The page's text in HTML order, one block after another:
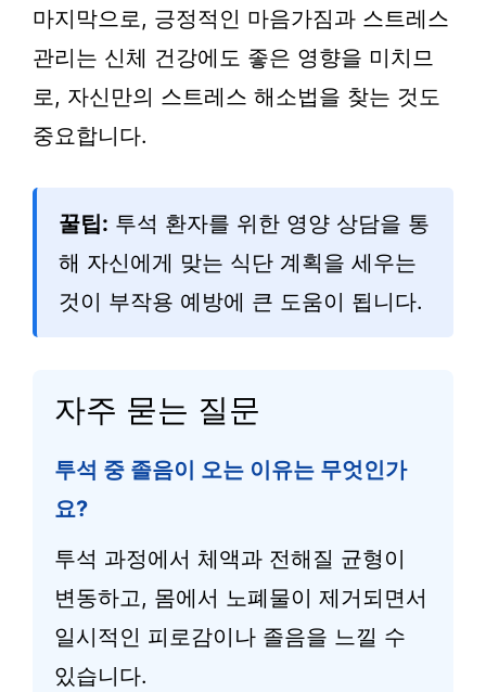
마지막으로, 긍정적인 마음가짐과 스트레스
관리는 신체 건강에도 좋은 영향을 미치므
로, 자신만의 스트레스 해소법을 찾는 것도
중요합니다.
꿀팁: 투석 환자를 위한 영양 상담을 통
해 자신에게 맞는 식단 계획을 세우는
것이 부작용 예방에 큰 도움이 됩니다.
자주 묻는 질문
투석 중 졸음이 오는 이유는 무엇인가
요?
투석 과정에서 체액과 전해질 균형이
변동하고, 몸에서 노폐물이 제거되면서
일시적인 피로감이나 졸음을 느낄 수
있습니다.